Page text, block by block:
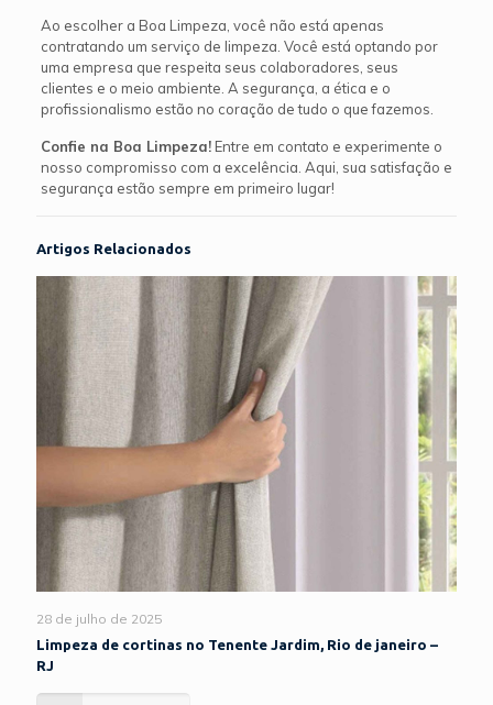
Ao escolher a Boa Limpeza, você não está apenas
contratando um serviço de limpeza. Você está optando por
uma empresa que respeita seus colaboradores, seus
clientes e o meio ambiente. A segurança, a ética e o
profissionalismo estão no coração de tudo o que fazemos.
Confie na Boa Limpeza!Entre em contato e experimente o
nosso compromisso com a excelência. Aqui, sua satisfação e
segurança estão sempre em primeiro lugar!
Artigos Relacionados
28 de julho de 2025
Limpeza de cortinas no Tenente Jardim, Rio de janeiro –
RJ